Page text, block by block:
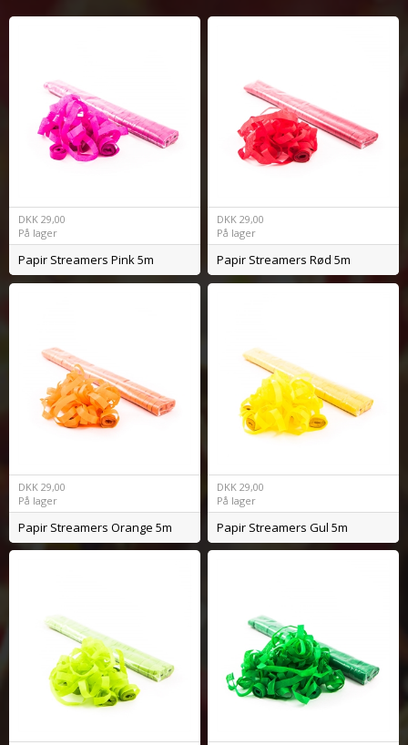
DKK 29,00
På lager
Papir Streamers Pink 5m
DKK 29,00
På lager
Papir Streamers Rød 5m
DKK 29,00
På lager
Papir Streamers Orange 5m
DKK 29,00
På lager
Papir Streamers Gul 5m